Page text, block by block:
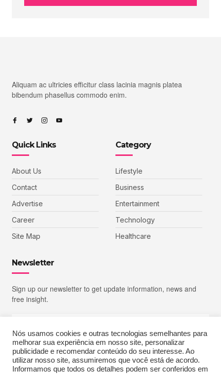
Aliquam ac ultricies efficitur class lacinia magnis platea
bibendum phasellus commodo enim.
Quick Links
About Us
Contact
Advertise
Career
Site Map
Category
Lifestyle
Business
Entertainment
Technology
Healthcare
Newsletter
Sign up our newsletter to get update information, news and
free insight.
SIGN UP
Nós usamos cookies e outras tecnologias semelhantes para
melhorar sua experiência em nosso site, personalizar
publicidade e recomendar conteúdo do seu interesse. Ao
utilizar nosso site, assumiremos que você está de acordo.
Informamos que todos os detalhes podem ser conferidos em